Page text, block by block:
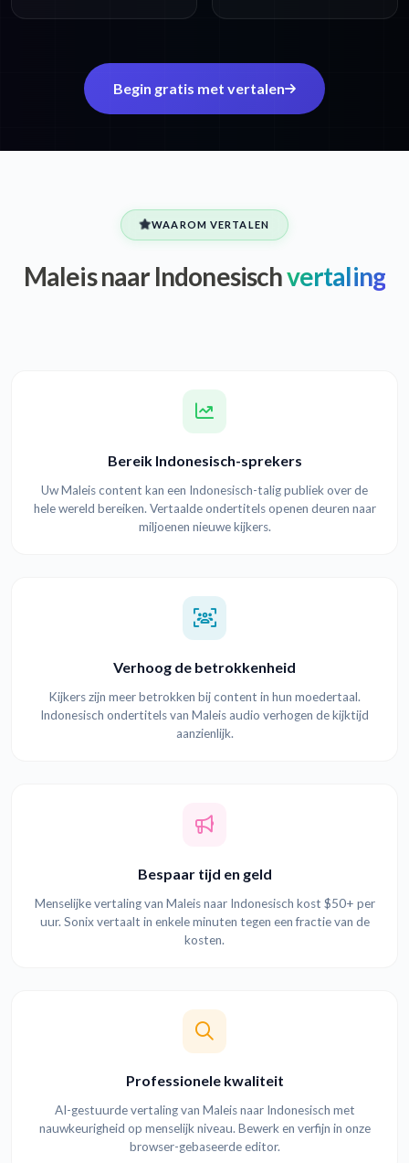
Begin gratis met vertalen
WAAROM VERTALEN
Maleis naar Indonesischvertaling
Bereik Indonesisch-sprekers
Uw Maleis content kan een Indonesisch-talig publiek over de
hele wereld bereiken. Vertaalde ondertitels openen deuren naar
miljoenen nieuwe kijkers.
Verhoog de betrokkenheid
Kijkers zijn meer betrokken bij content in hun moedertaal.
Indonesisch ondertitels van Maleis audio verhogen de kijktijd
aanzienlijk.
Bespaar tijd en geld
Menselijke vertaling van Maleis naar Indonesisch kost $50+ per
uur. Sonix vertaalt in enkele minuten tegen een fractie van de
kosten.
Professionele kwaliteit
AI-gestuurde vertaling van Maleis naar Indonesisch met
nauwkeurigheid op menselijk niveau. Bewerk en verfijn in onze
browser-gebaseerde editor.